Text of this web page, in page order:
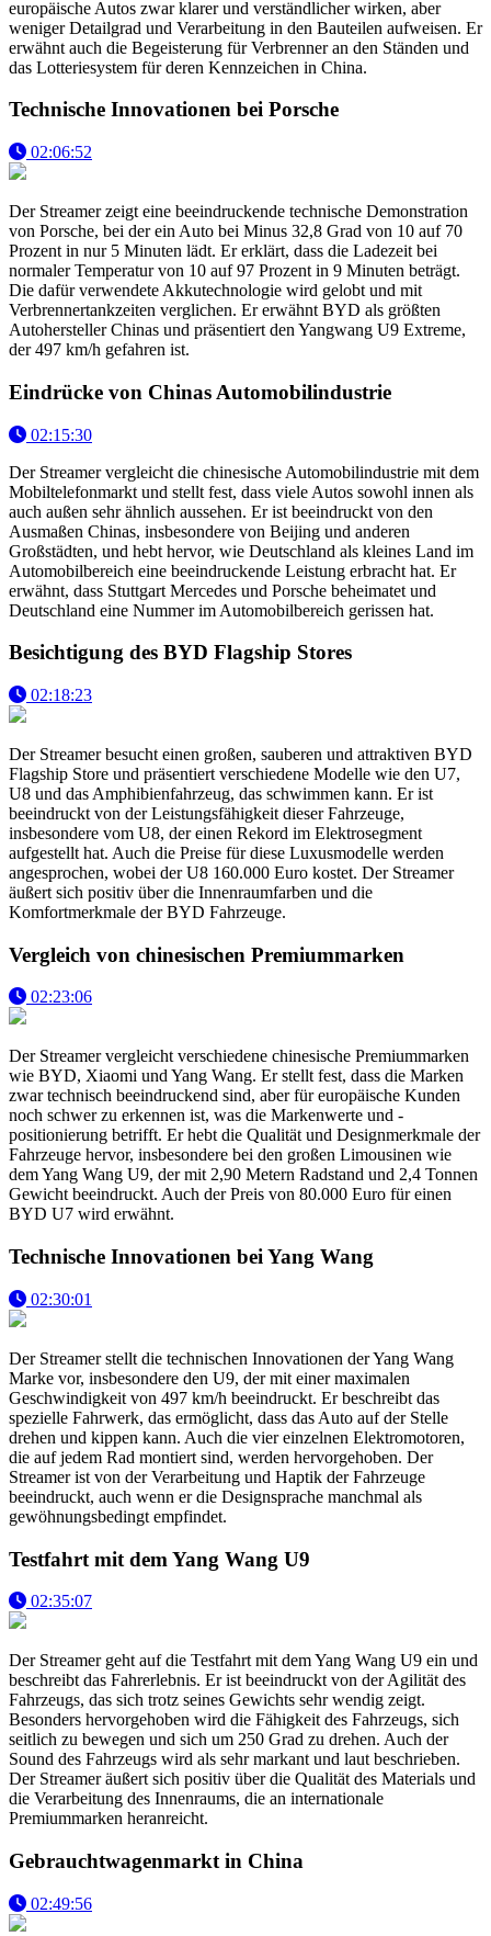
europäische Autos zwar klarer und verständlicher wirken, aber
weniger Detailgrad und Verarbeitung in den Bauteilen aufweisen. Er
erwähnt auch die Begeisterung für Verbrenner an den Ständen und
das Lotteriesystem für deren Kennzeichen in China.
Technische Innovationen bei Porsche
02:06:52
Der Streamer zeigt eine beeindruckende technische Demonstration
von Porsche, bei der ein Auto bei Minus 32,8 Grad von 10 auf 70
Prozent in nur 5 Minuten lädt. Er erklärt, dass die Ladezeit bei
normaler Temperatur von 10 auf 97 Prozent in 9 Minuten beträgt.
Die dafür verwendete Akkutechnologie wird gelobt und mit
Verbrennertankzeiten verglichen. Er erwähnt BYD als größten
Autohersteller Chinas und präsentiert den Yangwang U9 Extreme,
der 497 km/h gefahren ist.
Eindrücke von Chinas Automobilindustrie
02:15:30
Der Streamer vergleicht die chinesische Automobilindustrie mit dem
Mobiltelefonmarkt und stellt fest, dass viele Autos sowohl innen als
auch außen sehr ähnlich aussehen. Er ist beeindruckt von den
Ausmaßen Chinas, insbesondere von Beijing und anderen
Großstädten, und hebt hervor, wie Deutschland als kleines Land im
Automobilbereich eine beeindruckende Leistung erbracht hat. Er
erwähnt, dass Stuttgart Mercedes und Porsche beheimatet und
Deutschland eine Nummer im Automobilbereich gerissen hat.
Besichtigung des BYD Flagship Stores
02:18:23
Der Streamer besucht einen großen, sauberen und attraktiven BYD
Flagship Store und präsentiert verschiedene Modelle wie den U7,
U8 und das Amphibienfahrzeug, das schwimmen kann. Er ist
beeindruckt von der Leistungsfähigkeit dieser Fahrzeuge,
insbesondere vom U8, der einen Rekord im Elektrosegment
aufgestellt hat. Auch die Preise für diese Luxusmodelle werden
angesprochen, wobei der U8 160.000 Euro kostet. Der Streamer
äußert sich positiv über die Innenraumfarben und die
Komfortmerkmale der BYD Fahrzeuge.
Vergleich von chinesischen Premiummarken
02:23:06
Der Streamer vergleicht verschiedene chinesische Premiummarken
wie BYD, Xiaomi und Yang Wang. Er stellt fest, dass die Marken
zwar technisch beeindruckend sind, aber für europäische Kunden
noch schwer zu erkennen ist, was die Markenwerte und -
positionierung betrifft. Er hebt die Qualität und Designmerkmale der
Fahrzeuge hervor, insbesondere bei den großen Limousinen wie
dem Yang Wang U9, der mit 2,90 Metern Radstand und 2,4 Tonnen
Gewicht beeindruckt. Auch der Preis von 80.000 Euro für einen
BYD U7 wird erwähnt.
Technische Innovationen bei Yang Wang
02:30:01
Der Streamer stellt die technischen Innovationen der Yang Wang
Marke vor, insbesondere den U9, der mit einer maximalen
Geschwindigkeit von 497 km/h beeindruckt. Er beschreibt das
spezielle Fahrwerk, das ermöglicht, dass das Auto auf der Stelle
drehen und kippen kann. Auch die vier einzelnen Elektromotoren,
die auf jedem Rad montiert sind, werden hervorgehoben. Der
Streamer ist von der Verarbeitung und Haptik der Fahrzeuge
beeindruckt, auch wenn er die Designsprache manchmal als
gewöhnungsbedingt empfindet.
Testfahrt mit dem Yang Wang U9
02:35:07
Der Streamer geht auf die Testfahrt mit dem Yang Wang U9 ein und
beschreibt das Fahrerlebnis. Er ist beeindruckt von der Agilität des
Fahrzeugs, das sich trotz seines Gewichts sehr wendig zeigt.
Besonders hervorgehoben wird die Fähigkeit des Fahrzeugs, sich
seitlich zu bewegen und sich um 250 Grad zu drehen. Auch der
Sound des Fahrzeugs wird als sehr markant und laut beschrieben.
Der Streamer äußert sich positiv über die Qualität des Materials und
die Verarbeitung des Innenraums, die an internationale
Premiummarken heranreicht.
Gebrauchtwagenmarkt in China
02:49:56